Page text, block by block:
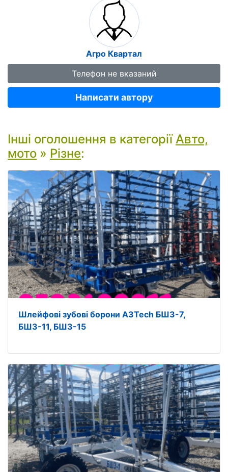
Агро Квартал
Телефон не вказаний
Написати автору
Інші оголошення в категоріїАвто,
мото » Різне:
Шлейфові зубові борони A3Tech БШЗ-7,
БШЗ-11, БШЗ-15